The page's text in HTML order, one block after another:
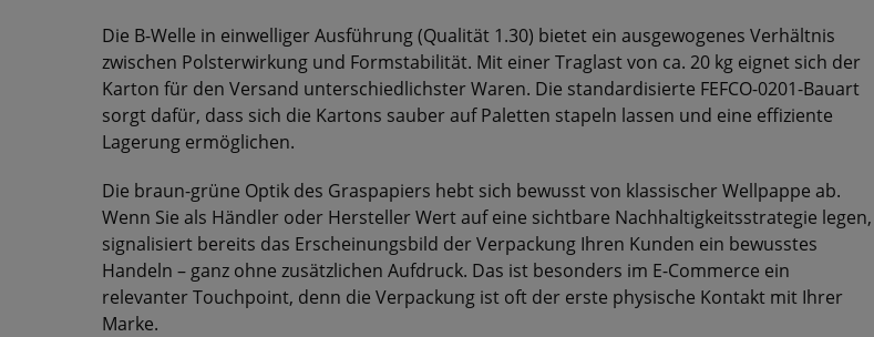
Die B-Welle in einwelliger Ausführung (Qualität 1.30) bietet ein ausgewogenes Verhältnis
zwischen Polsterwirkung und Formstabilität. Mit einer Traglast von ca. 20 kg eignet sich der
Karton für den Versand unterschiedlichster Waren. Die standardisierte FEFCO-0201-Bauart
sorgt dafür, dass sich die Kartons sauber auf Paletten stapeln lassen und eine effiziente
Lagerung ermöglichen.
Die braun-grüne Optik des Graspapiers hebt sich bewusst von klassischer Wellpappe ab.
Wenn Sie als Händler oder Hersteller Wert auf eine sichtbare Nachhaltigkeitsstrategie legen,
signalisiert bereits das Erscheinungsbild der Verpackung Ihren Kunden ein bewusstes
Handeln – ganz ohne zusätzlichen Aufdruck. Das ist besonders im E-Commerce ein
relevanter Touchpoint, denn die Verpackung ist oft der erste physische Kontakt mit Ihrer
Marke.